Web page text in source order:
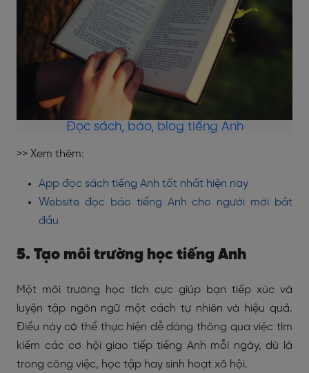
Đọc sách, báo, blog tiếng Anh
>> Xem thêm:
App đọc sách tiếng Anh tốt nhất hiện nay
Website đọc báo tiếng Anh cho người mới bắt
đầu
5. Tạo môi trường học tiếng Anh
Một môi trường học tích cực giúp bạn tiếp xúc và
luyện tập ngôn ngữ một cách tự nhiên và hiệu quả.
Điều này có thể thực hiện dễ dàng thông qua việc tìm
kiếm các cơ hội giao tiếp tiếng Anh mỗi ngày, dù là
trong công việc, học tập hay sinh hoạt xã hội.